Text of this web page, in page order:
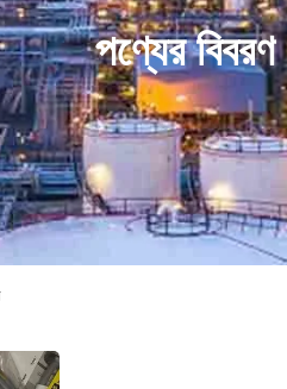
পণ্যের বিবরণ